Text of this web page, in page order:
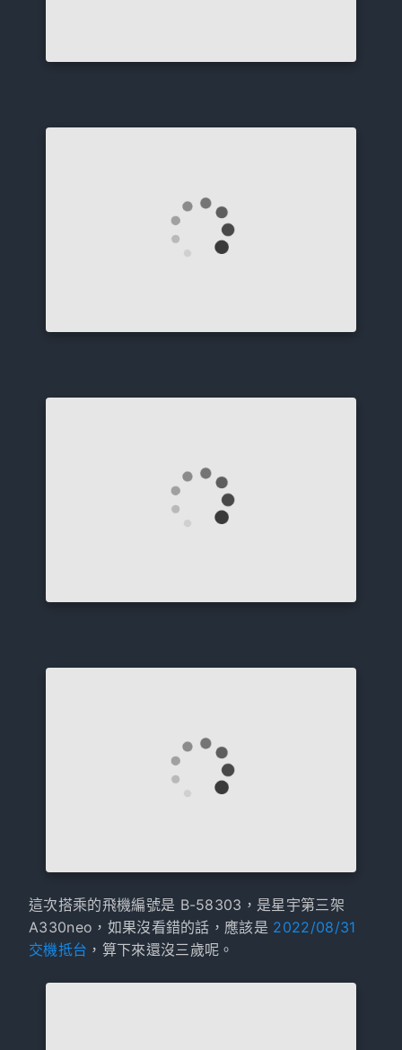
這次搭乘的飛機編號是 B-58303，是星宇第三架
A330neo，如果沒看錯的話，應該是 2022/08/31
交機抵台 ，算下來還沒三歲呢。